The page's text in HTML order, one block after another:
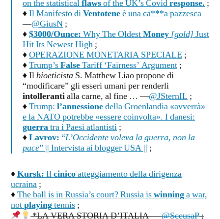
on the statisticalflawsof the UK’s Covidresponse. ;
♦Il Manifesto diVentoteneè una ca***a pazzesca
—@GiusN ;
♦$3000/Ounce: Why The OldestMoney [gold]Just
Hit Its Newest High ;
♦OPERAZIONE MONETARIA SPECIALE ;
♦Trump’sFalseTariff ‘Fairness’ Argument ;
♦ Ilbioeticista S. Matthew Liao propone di
“modificare” gli esseri umani per renderli
intollerantialla carne, al fine … —@JSternIL ;
♦Trump: l’annessionedella Groenlandia «avverrà»
e la NATO potrebbe «essere coinvolta». I danesi:
guerratra i Paesi atlantisti ;
♦Lavrov: “L’Occidente voleva la guerra, non la
pace” || Intervista ai blogger USA || ;
♦Kursk: Ilcinicoatteggiamento della dirigenza
ucraina ;
♦The ball is in Russia’s court? Russia iswinninga war,
notplayingtennis ;
*LA VERA STORIA D’ITALIA —@SceusaP;